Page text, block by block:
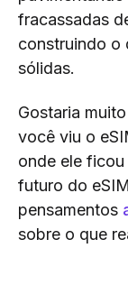
fracassadas
construindo o
sólidas.
Gostaria
você viu o
onde ele
futuro do
pensamentos
sobre o que